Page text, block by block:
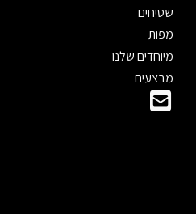
שטיחים
מפות
מיוחדים שלנו
מבצעים